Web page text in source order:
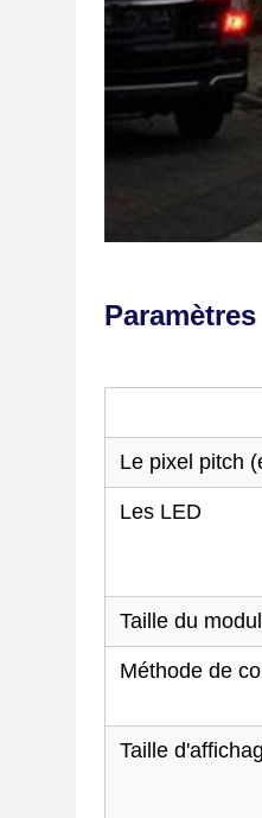
Le pixel pitch
Les LED
Taille du
Méthode de
Taille